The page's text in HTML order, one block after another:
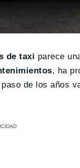
de taxi parece
, ha
de los años